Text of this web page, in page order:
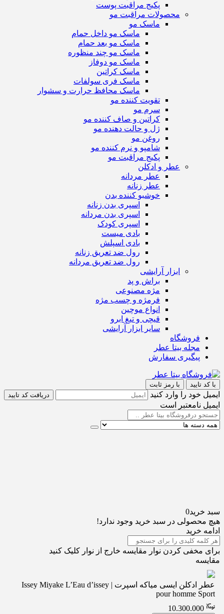
پکیج مراقبت پوست
محصولات مراقبت مو
ماسک مو
ماسک مو داخل حمام
ماسک مو بعد حمام
ماسک مو چند منظوره
ماسک مو دوفاز
ماسک کراتین
ماسک فری سولفات
ماسک محافظ حرارت و سشوار
تقویت کننده مو
سرم مو
کراتین و صاف کننده مو
ژل و حالت دهنده مو
روغن مو
شامپو و نرم کننده مو
پکیج مراقبت مو
عطر و ادکلن
عطر مردانه
عطر زنانه
خوشبو کننده بدن
اسپری بدن زنانه
اسپری بدن مردانه
اسپری کودک
بادی میست
بادی اسپلش
رول ضد تعریق زنانه
رول ضد تعریق مردانه
ابزار آرایشی
براش و پد
مژه مصنوعی
فرمژه و چسب مژه
انواع موچین
قیچی و تیغ ابرو
سایر ابزار آرایشی
فروشگاه
مجله بیتا عطر
پیگیری سفارش
با کد تایید با رمز ثابت
ایمیل خود را وارد کنید دریافت کد تایید
ایمیل نامعتبر است
سبد خرید0
هیچ محصولی در سبد خرید وجود ندارد!
ادامه خرید
برای مخفی کردن نوار مقایسه خارج از نوار کلیک کنید
مقایسه
عطر ادکلن ایسی میاکه اسپرت | Issey Miyake L’Eau d’issey
pour homme Sport
10.300.000